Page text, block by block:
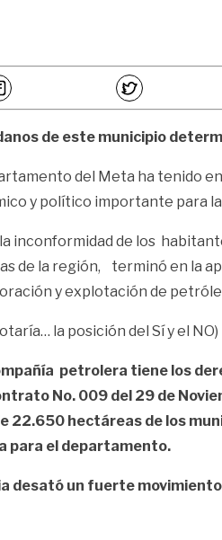
de este municipio
del Meta ha tenido
y político importante para
inconformidad de los
de la región, terminó en la
y explotación de
la posición del Sí y el NO)
petrolera tiene los
No. 009 del 29 de
22.650 hectáreas de los
para el departamento.
desató un fuerte